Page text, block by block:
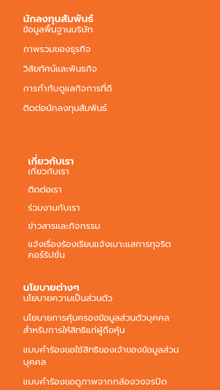
นักลงทุนสัมพันธ์
ข้อมูลพื้นฐานบริษัท
ภาพรวมของธุรกิจ
วิสัยทัศน์และพันธกิจ
การกำกับดูแลกิจการที่ดี
ติดต่อนักลงทุนสัมพันธ์
เกี่ยวกับเรา
เกี่ยวกับเรา
ติดต่อเรา
ร่วมงานกับเรา
ข่าวสารและกิจกรรม
แจ้งเรื่องร้องเรียนแจ้งเบาะแสการทุจริต
คอร์รัปชั่น
นโยบายต่างๆ
นโยบายความเป็นส่วนตัว
นโยบายการคุ้มครองข้อมูลส่วนตัวบุคคล
สำหรับการให้สิทธิแก่ผู้ถือหุ้น
แบบคำร้องขอใช้สิทธิของเจ้าของข้อมูลส่วน
บุคคล
แบบคำร้องขอดูภาพจากกล้องวงจรปิด